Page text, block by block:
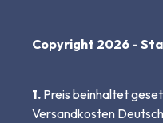
Copyright 2026 -
1. Preis beinhaltet
Versandkosten